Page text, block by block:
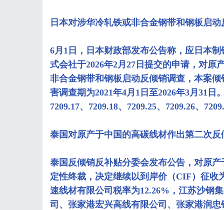
日本对涉华冷轧铁或非合金钢带和钢板启
6月1日，日本财政部发布公告称，应日本
式会社于2026年2月27日提交的申请，对
非合金钢带和钢板启动反倾销调查，本案倾
害调查期为2021年4月1日至2026年3月31日
7209.17、7209.18、7209.25、7209.26、
泰国对原产于中国的高碳线材作出第二次
泰国反倾销反补贴分委会发布公告，对原
定性终裁，决定继续以到岸价（CIF）征收
速线材有限公司税率为12.26%，江苏沙钢
司、张家港宏兴高线有限公司、张家港润